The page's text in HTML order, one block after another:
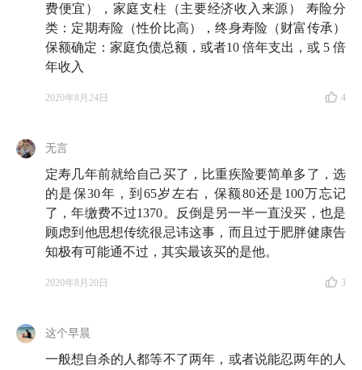
费便宜），家庭支柱（主要经济收入来源） 寿险分
类：定期寿险（性价比高），终身寿险（财富传承）
保额确定：家庭负债总额，或者10 倍年支出，或 5 倍
年收入
2020年8月24日 4
无言
定寿几年前就给自己买了，比重疾险要简单多了，选
的是保30年，到65岁左右，保额80还是100万忘记
了，年缴费不过1370。反倒是另一半一直没买，也是
顾虑到他思想传统很忌讳这事，而且过于肥胖健康告
知极有可能通不过，其实最该买的是他。
2020年8月20日 3
这个早晨
一般想自杀的人都等不了两年，或者说能忍两年的人